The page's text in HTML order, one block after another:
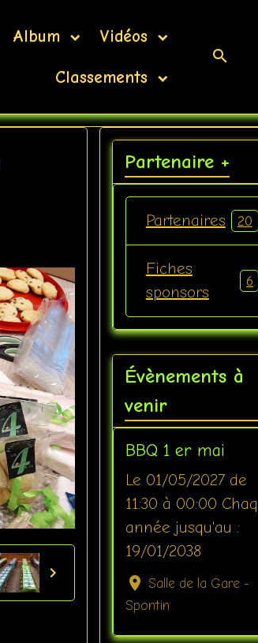
Album Vidéos
Classements
Partenaire +
Partenaires 20
Fiches
sponsors
Évènements à
venir
BBQ 1 er mai
Le 01/05/2027 de
11:30 à 00:00
année jusqu'au :
19/01/2038
Salle de la Gare -
Spontin